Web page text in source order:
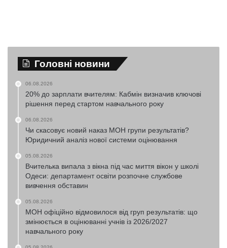
Головні новини
06.08.2026
20% до зарплати вчителям: Кабмін визначив ключові
рішення перед стартом навчального року
06.08.2026
Чи скасовує новий наказ МОН групи результатів?
Юридичний аналіз нової системи оцінювання
05.08.2026
Вчителька випала з вікна під час миття вікон у школі
Одеси: департамент освіти розпочне службове
вивчення обставин
05.08.2026
МОН офіційно відмовилося від груп результатів: що
змінюється в оцінюванні учнів із 2026/2027
навчального року